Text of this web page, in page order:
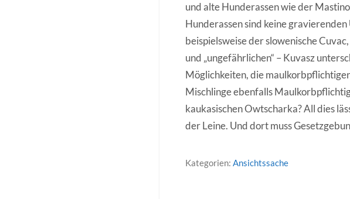
und alte Hunderassen wie der
Hunderassen sind keine
beispielsweise der slowenische
und „ungefährlichen“ – Kuvasz
Möglichkeiten, die
Mischlinge ebenfalls
kaukasischen Owtscharka? All dies
der Leine. Und dort muss
Kategorien: Ansichtssache